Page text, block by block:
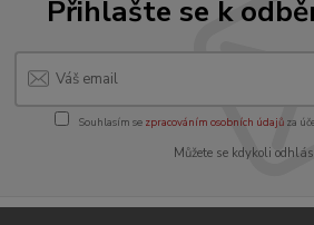
Přihlašte se k
Souhlasím se zpracováním osobních údajůza
Můžete se kdykoli